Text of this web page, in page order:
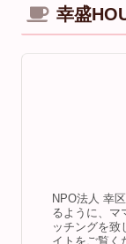
幸盛
NPO法人 幸
るように、マ
ッチングを致
イトをご覧く